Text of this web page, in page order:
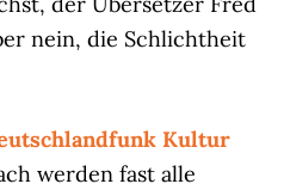
nein, die Schlichtheit
Kultur
werden fast alle